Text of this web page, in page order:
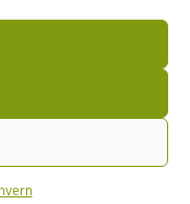
4001 Stavanger
regler